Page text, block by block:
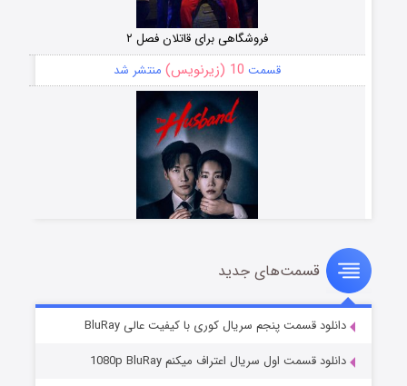
فروشگاهی برای قاتلان فصل ۲
قسمت 10 (زیرنویس) منتشر شد
قسمت8 (زیرنویس) منتشر شد
قسمت‌های جدید
دانلود قسمت پنجم سریال کوری با کیفیت عالی BluRay
دانلود قسمت اول سریال اعتراف میکنم 1080p BluRay